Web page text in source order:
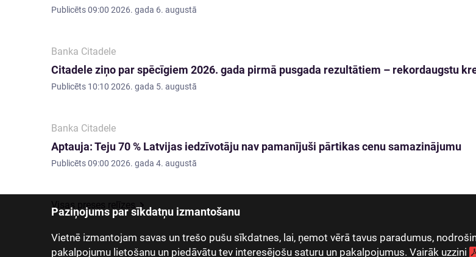
Paziņojums par sīkdatņu izmantošanu
Vietnē izmantojam savas un trešo pušu sīkdatnes, lai, ņemot vērā tavus paradumus,
pakalpojumu lietošanu un piedāvātu tev interesējošu saturu un pakalpojumus. Vairāk uzzini
Publicēts09:00 2026. gada 6. augustā
Banka Citadele
Citadele ziņo par spēcīgiem 2026. gada pirmā pusgada rezultātiem – rekordaugstu
Publicēts 10:10 2026. gada 5. augustā
Banka Citadele
Aptauja: Teju 70 % Latvijas iedzīvotāju nav pamanījuši pārtikas cenu samazinājumu
Publicēts09:00 2026. gada 4. augustā
Visas preses relīzes